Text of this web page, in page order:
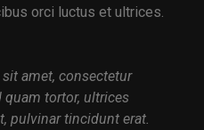
orci luctus et ultrices.
amet, consectetur
tortor, ultrices
pulvinar tincidunt erat.